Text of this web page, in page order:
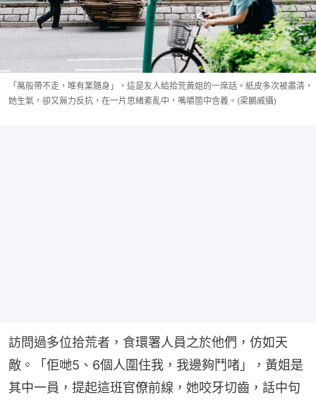
「萬般帶不走，唯有業隨身」，這是友人給拾荒黃姐的一席話。紙皮多次被肅清，
她生氣，卻又無力反抗，在一片思緒紊亂中，嘴嚼箇中含義。(梁鵬威攝)
訪問過多位拾荒者，食環署人員之於他們，仿如天
敵。「佢哋5、6個人圍住我，我邊夠鬥啫」，黃姐是
其中一員，提起這班官僚前線，她咬牙切齒，話中句